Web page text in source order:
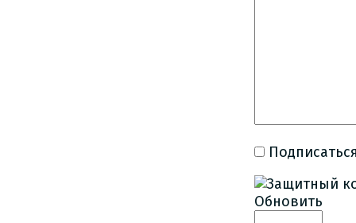
Обновить